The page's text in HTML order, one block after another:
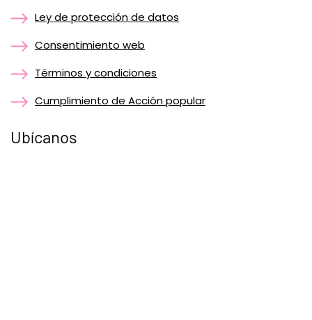
Ley de protección de datos
Consentimiento web
Términos y condiciones
Cumplimiento de Acción popular
Ubícanos